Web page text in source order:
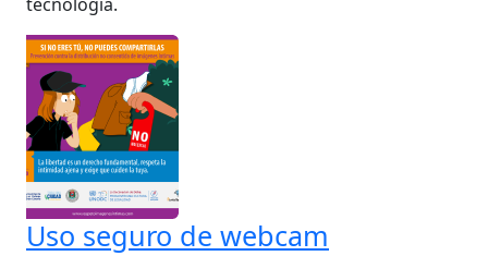
tecnología.
Uso seguro de webcam